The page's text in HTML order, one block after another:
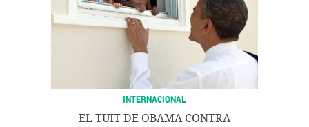
INTERNACIONAL
EL TUIT DE OBAMA CONTRA